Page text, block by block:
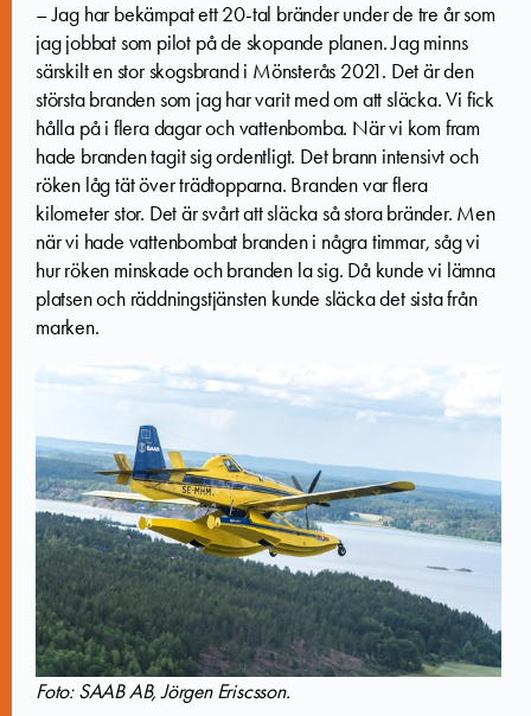
– Jag har bekämpat ett 20-tal bränder under de tre år som
jag jobbat som pilot på de skopande planen. Jag minns
särskilt en stor skogsbrand i Mönsterås 2021. Det är den
största branden som jag har varit med om att släcka. Vi fick
hålla på i flera dagar och vattenbomba. När vi kom fram
hade branden tagit sig ordentligt. Det brann intensivt och
röken låg tät över trädtopparna. Branden var flera
kilometer stor. Det är svårt att släcka så stora bränder. Men
när vi hade vattenbombat branden i några timmar, såg vi
hur röken minskade och branden la sig. Då kunde vi lämna
platsen och räddningstjänsten kunde släcka det sista från
marken.
Foto: SAAB AB, Jörgen Eriscsson.